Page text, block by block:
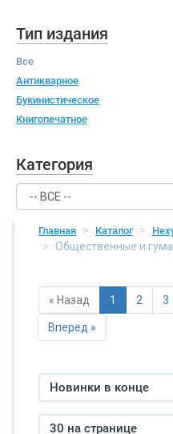
Тип издания
Все
Антикварное
Букинистическое
Книгопечатное
Категория
Главная Каталог
Общественные и
« Назад 1 2 3
Вперед »
Новинки в конце
30 на странице